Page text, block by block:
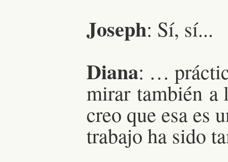
Joseph: Sí, sí...
Diana: …
mirar también a
creo que esa es
trabajo ha sido